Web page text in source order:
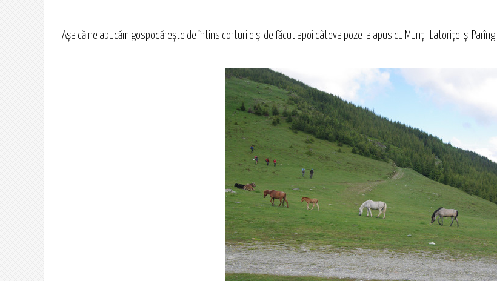
Aşa că ne apucăm gospodăreşte de întins corturile şi de făcut apoi câteva poze la apus cu Munţii Latoriței şi Parîng.